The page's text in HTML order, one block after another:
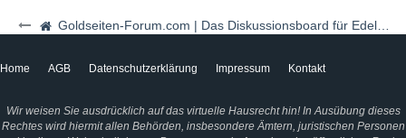
Goldseiten-Forum.com | Das Diskussionsboard für Edelmetalle & Rohstoffe
Home AGB Datenschutzerklärung Impressum Kontakt
Wir weisen Sie ausdrücklich auf das virtuelle Hausrecht hin! In Ausübung dieses
Rechtes wird hiermit allen Behörden, insbesondere Ämtern, juristischen Personen